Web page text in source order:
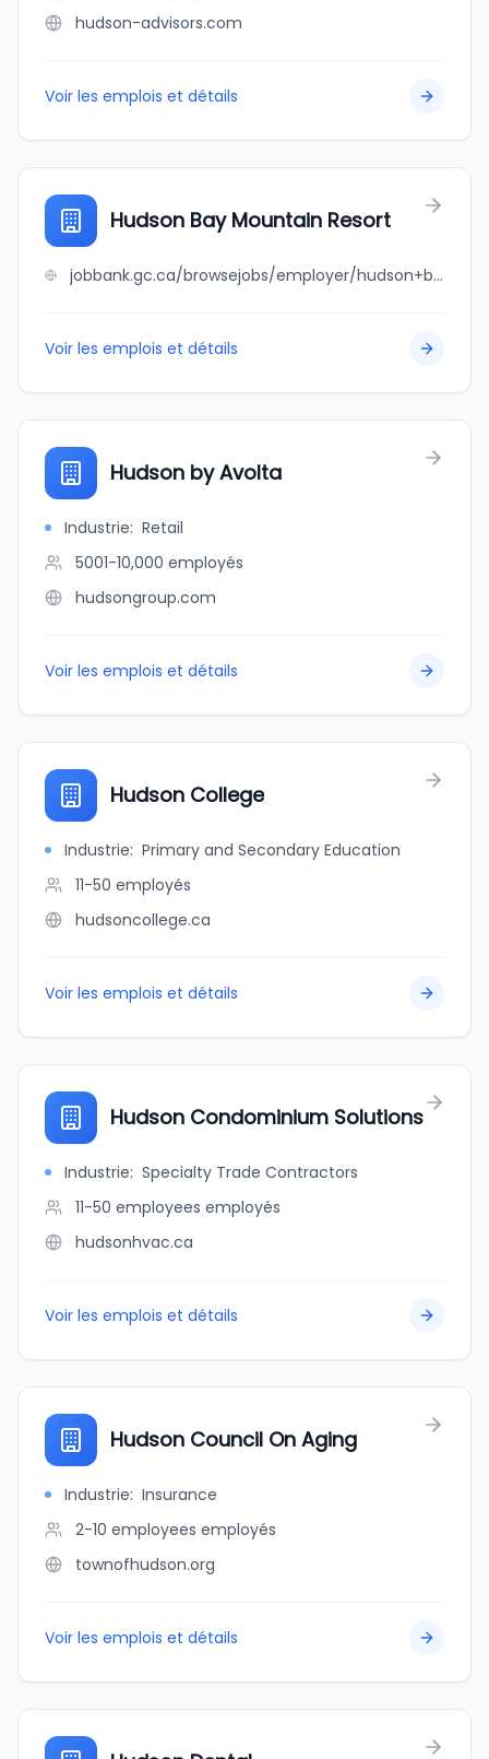
hudson-advisors.com
Voir les emplois et détails
Hudson Bay Mountain Resort
jobbank.gc.ca/browsejobs/employer/hudson+bay+mountain+resort/ca
Voir les emplois et détails
Hudson by Avolta
Industrie: Retail
5001-10,000 employés
hudsongroup.com
Voir les emplois et détails
Hudson College
Industrie: Primary and Secondary Education
11-50 employés
hudsoncollege.ca
Voir les emplois et détails
Hudson Condominium Solutions
Industrie: Specialty Trade Contractors
11-50 employees employés
hudsonhvac.ca
Voir les emplois et détails
Hudson Council On Aging
Industrie: Insurance
2-10 employees employés
townofhudson.org
Voir les emplois et détails